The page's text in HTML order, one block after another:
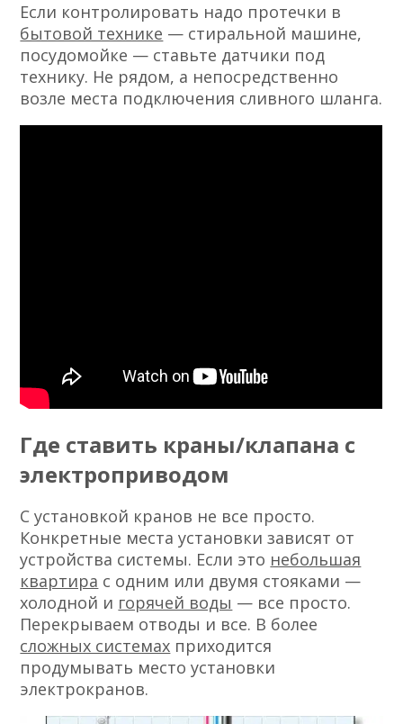
Если контролировать надо протечки в
бытовой технике — стиральной машине,
посудомойке — ставьте датчики под
технику. Не рядом, а непосредственно
возле места подключения сливного шланга.
Где ставить краны/клапана с
электроприводом
С установкой кранов не все просто.
Конкретные места установки зависят от
устройства системы. Если это небольшая
квартира с одним или двумя стояками —
холодной и горячей воды — все просто.
Перекрываем отводы и все. В более
сложных системах приходится
продумывать место установки
электрокранов.